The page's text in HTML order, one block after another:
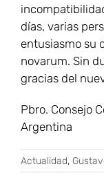
días, varias
entusiasmo su
novarum. Sin
gracias del
Pbro. Consejo
Argentina
Actualidad,